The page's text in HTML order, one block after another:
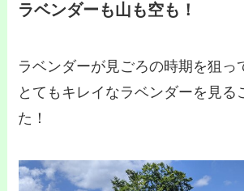
ラベンダーも山も空も！
ラベンダーが見ごろの時期を狙っ
とてもキレイなラベンダーを見る
た！